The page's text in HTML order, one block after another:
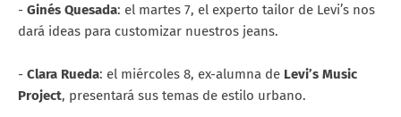
- Ginés Quesada: el martes 7, el experto tailor de Levi’s nos
dará ideas para customizar nuestros jeans.
- Clara Rueda: el miércoles 8, ex-alumna de Levi’s Music
Project, presentará sus temas de estilo urbano.